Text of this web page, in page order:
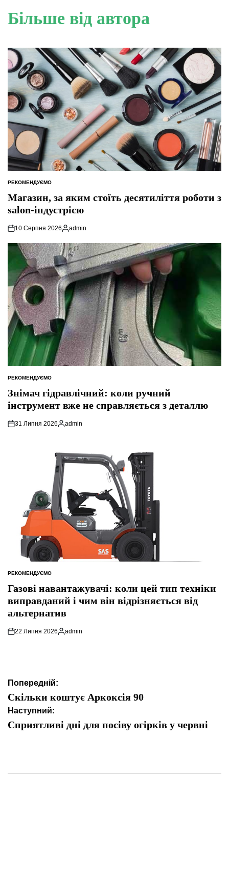
Більше від автора
ОПУБЛІКУВАТИ
РЕКОМЕНДУЄМО
Магазин, за яким стоїть десятиліття роботи з
salon-індустрією
10 Серпня 2026
Опубліковано
admin
ОПУБЛІКУВАТИ
РЕКОМЕНДУЄМО
Знімач гідравлічний: коли ручний
інструмент вже не справляється з деталлю
31 Липня 2026
Опубліковано
admin
ОПУБЛІКУВАТИ
РЕКОМЕНДУЄМО
Газові навантажувачі: коли цей тип техніки
виправданий і чим він відрізняється від
альтернатив
22 Липня 2026
Опубліковано
admin
Навігація
записів
Попередній:
Скільки коштує Аркоксія 90
Наступний:
Сприятливі дні для посіву огірків у червні